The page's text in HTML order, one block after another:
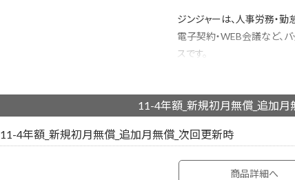
ジンジャーは、人事労務・勤
電子契約・WEB会議など、
スです。
バックオフィスに関わるす
労務手続き、入退社手続き、
サポートBasic: メールサポー
11-4年額_新規初月無償_追加月
11-4年額_新規初月無償_追加月無償_次回更新時
商品詳細へ